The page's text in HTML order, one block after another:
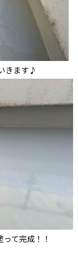
きます♪
て完成！！